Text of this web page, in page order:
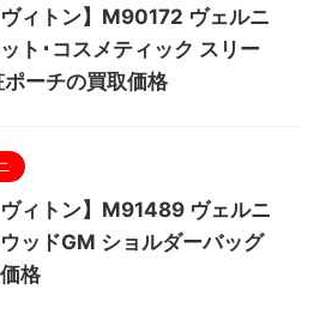
ヴィトン】M90172 ヴェルニ
ト･コスメティック スリー
ポーチの買取価格
ヴィトン】M91489 ヴェルニ
ッドGM ショルダーバッグ
格